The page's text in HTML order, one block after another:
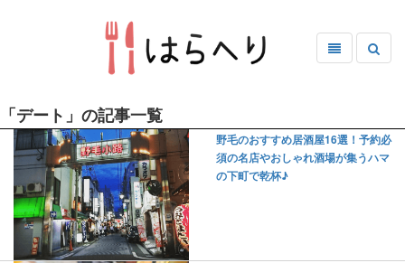
「デート」の記事一覧
野毛のおすすめ居酒屋16選！予約必
須の名店やおしゃれ酒場が集うハマ
の下町で乾杯♪